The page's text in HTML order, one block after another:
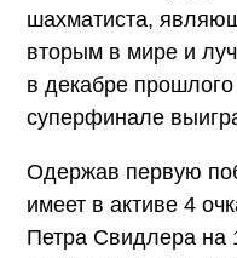
шахматиста,
вторым в мире и
в декабре
суперфинале
Одержав первую
имеет в активе 4
Петра Свидлера на